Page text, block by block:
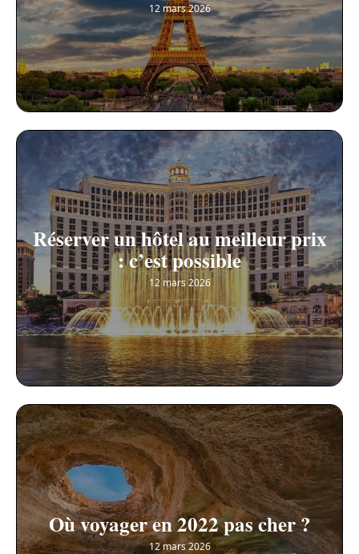
12 mars 2026
Réserver un hôtel au meilleur prix
: c’est possible
12 mars 2026
Où voyager en 2022 pas cher ?
12 mars 2026